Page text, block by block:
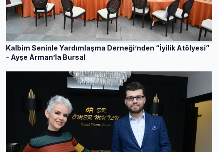
Kalbim Seninle Yardımlaşma Derneği’nden “İyilik Atölyesi”
– Ayşe Arman’la Bursal